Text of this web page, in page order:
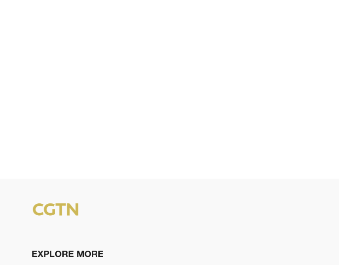
EXPLORE MORE